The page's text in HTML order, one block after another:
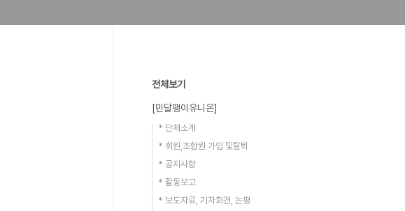
전체보기
[민달팽이유니온]
* 단체소개
* 회원,조합원 가입 및탈퇴
* 공지사항
* 활동보고
* 보도자료, 기자회견, 논평